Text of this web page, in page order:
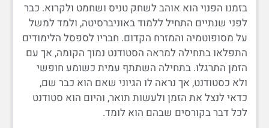
בזמנו הפנוי הוא אוהב לשחק טניס ושחמט ולקרוא. כבר
לפני שנתיים התחיל ללמוד באוניברסיטה, ולמד למשל
על מסופוטמיה והמזרח הקדום. חבריו לספסל הלימודים
התפלאו בתחילה למראה הסטודנט נמוך הקומה, אך עם
הזמן התרגלו. בתחילה השתתף עמית כשומע חופשי
ולא כסטודנט, אך נראה לו הגיוני שאם הוא כבר שם,
כדאי לנצל את הזמן ולעשות תואר, והיום הוא סטודנט
לכל דבר בקורסים שבהם הוא לומד.